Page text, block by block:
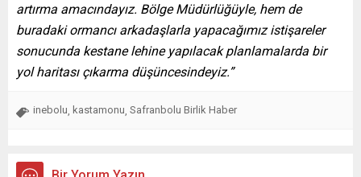
artırma amacındayız. Bölge Müdürlüğüyle, hem de
buradaki ormancı arkadaşlarla yapacağımız istişareler
sonucunda kestane lehine yapılacak planlamalarda bir
yol haritası çıkarma düşüncesindeyiz.”
inebolu kastamonu Safranbolu Birlik Haber